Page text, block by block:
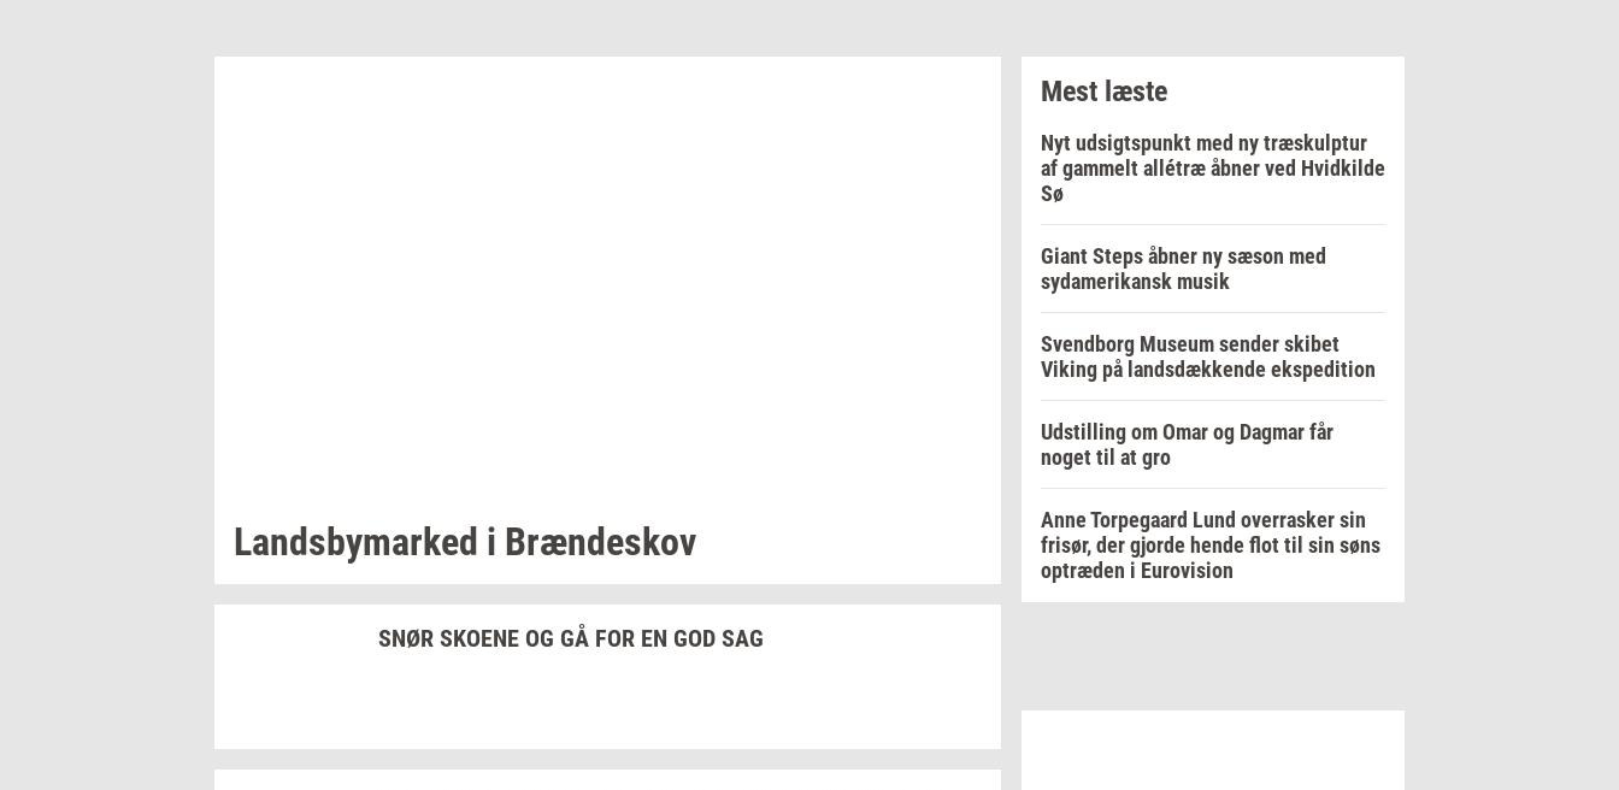
Lands­by­mar­ked i Bræn­de­skov
SNØR SKO­E­NE OG GÅ FOR EN GOD SAG
Mest læste
Nyt udsigtspunkt med ny træskulptur
af gammelt allétræ åbner ved Hvidkilde
Sø
Giant Steps åbner ny sæson med
sydamerikansk musik
Svendborg Museum sender skibet
Viking på landsdækkende ekspedition
Udstilling om Omar og Dagmar får
noget til at gro
Anne Torpegaard Lund overrasker sin
frisør, der gjorde hende flot til sin søns
optræden i Eurovision